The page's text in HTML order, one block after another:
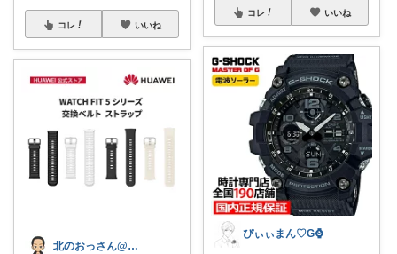
コレ いいね
北のおっさん@ガジェット好き
コレ いいね
ぴぃぃまん♡G⌚